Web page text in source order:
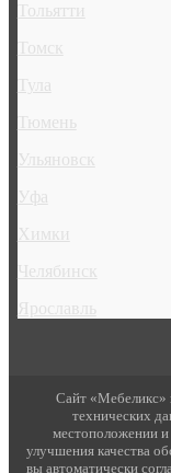
Тольятти
Томск
Тула
Тюмень
Ульяновск
Уфа
Химки
Челябинск
Ярославль
Сайт «Мебеликс»
технических
местоположении и
улучшения качества
вы автоматически